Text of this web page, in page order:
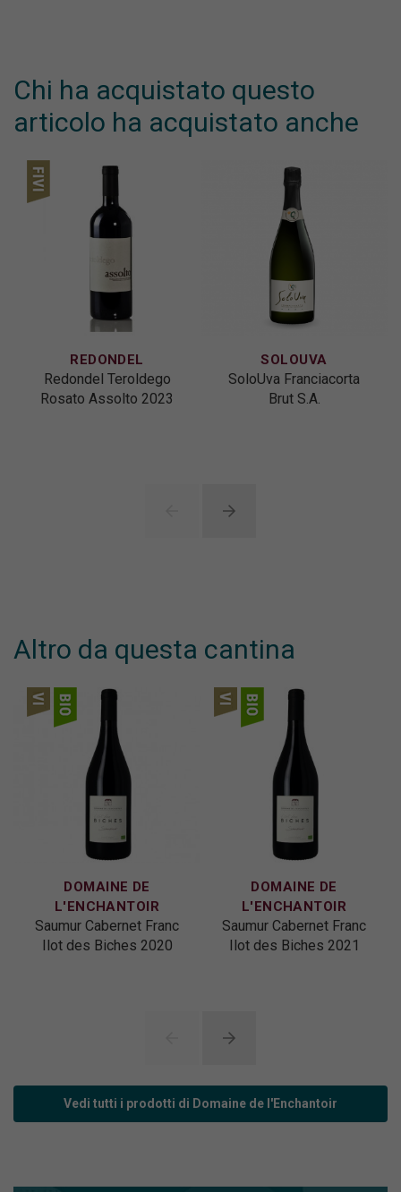
Chi ha acquistato questo
articolo ha acquistato anche
REDONDEL
Redondel Teroldego
Rosato Assolto 2023
SOLOUVA
SoloUva Franciacorta
Brut S.A.
Altro da questa cantina
DOMAINE DE
L'ENCHANTOIR
Saumur Cabernet Franc
Ilot des Biches 2020
DOMAINE DE
L'ENCHANTOIR
Saumur Cabernet Franc
Ilot des Biches 2021
Vedi tutti i prodotti di Domaine de l'Enchantoir